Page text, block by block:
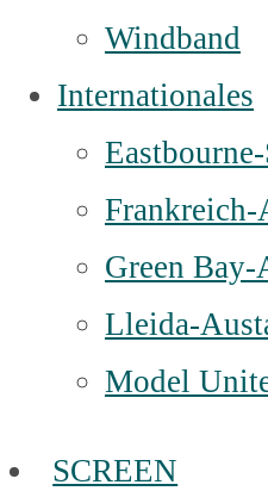
Windband
Internationales
Frankreich-
Green Bay-
Lleida-
Model
SCREEN